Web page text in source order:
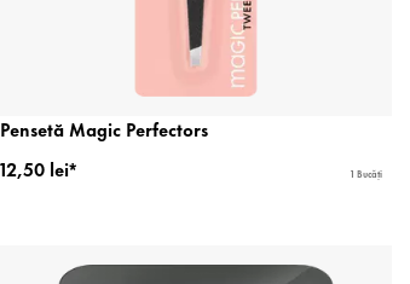
Pensetă Magic Perfectors
12,50 lei*
1 Bucăți